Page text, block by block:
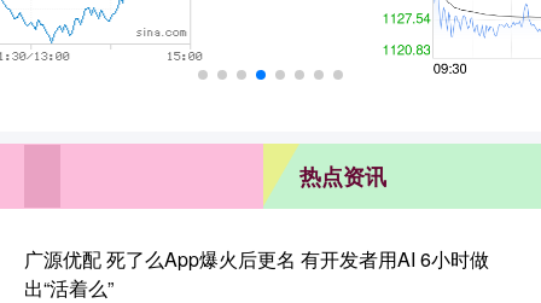
热点资讯
广源优配 死了么App爆火后更名 有开发者用AI 6小时做
出“活着么”